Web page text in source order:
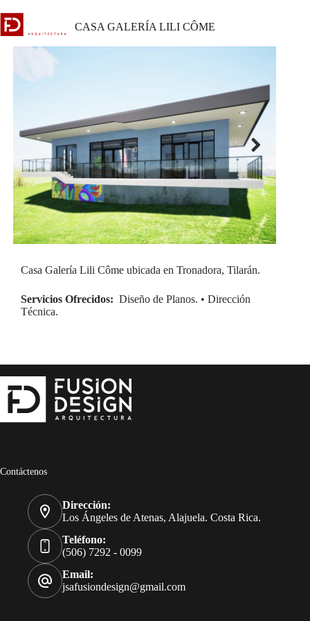
to
content
CASA GALERÍA LILI CÔME
Next
Casa Galería Lili Côme ubicada en Tronadora, Tilarán.
Servicios Ofrecidos: Diseño de Planos. • Dirección
Técnica.
Contáctenos
Dirección:
Los Ángeles de Atenas, Alajuela. Costa Rica.
Teléfono:
(506) 7292 - 0099
Email:
jsafusiondesign@gmail.com